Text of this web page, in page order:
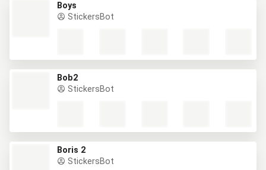
Boys
StickersBot
Bob2
StickersBot
Boris 2
StickersBot